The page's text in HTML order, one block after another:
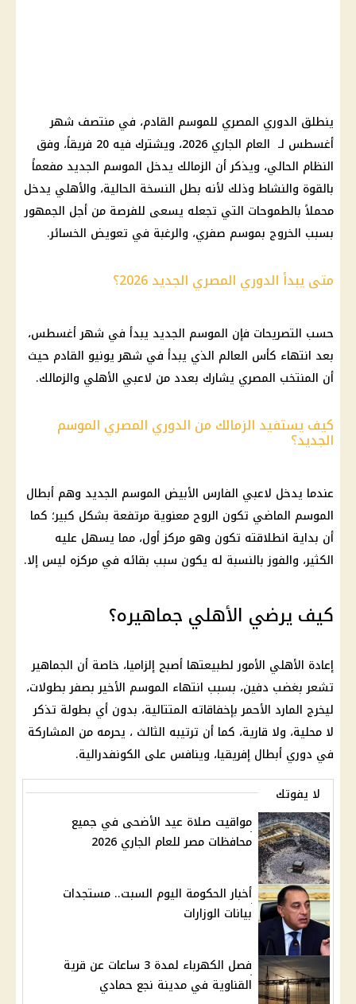
ينطلق الدوري المصري للموسم القادم، في منتصف شهر
أغسطس لـ العام الجاري 2026، ويشترك فيه 20 فريقاً، وفق
النظام الحالي، ويذكر أن الزمالك يدخل الموسم الجديد مفعماً
بالقوة والنشاط وذلك لأنه بطل النسخة الحالية، والأهلي يدخل
محملاً بالطموحات التي تجعله يسعى للفرصة من أجل الجمهور
بسبب الخروج بموسم صفري، والرغبة في تعويض الخسائر.
متى يبدأ الدوري المصري الجديد 2026؟
حسب التصريحات فإن الموسم الجديد يبدأ في شهر أغسطس،
بعد انتهاء كأس العالم الذي يبدأ في شهر يونيو القادم حيث
أن المنتخب المصري يشارك بعدد من لاعبي الأهلي والزمالك.
كيف يستفيد الزمالك من الدوري المصري الموسم
الجديد؟
عندما يدخل لاعبي الفارس الأبيض الموسم الجديد وهم أبطال
الموسم الماضي تكون الروح معنوية مرتفعة بشكل كبير؛ كما
أن بداية انطلاقته تكون وهو مركز أول، مما يسهل عليه
الكثير، والفوز بالنسبة له يكون سبب بقائه في مركزه ليس إلا.
كيف يرضي الأهلي جماهيره؟
إعادة الأهلي الأمور لطبيعتها أصبح إلزاميا، خاصة أن الجماهير
تشعر بغضب دفين، بسبب انتهاء الموسم الأخير بصفر بطولات،
ليخرج المارد الأحمر بإخفاقاته المتتالية، بدون أي بطولة تذكر
لا محلية، ولا قارية، كما أن ترتيبه الثالث ، يحرمه من المشاركة
في دوري أبطال إفريقيا، وينافس على الكونفدرالية.
لا يفوتك
مواقيت صلاة عيد الأضحى في جميع
محافظات مصر للعام الجاري 2026
أخبار الحكومة اليوم السبت.. مستجدات
بيانات الوزارات
فصل الكهرباء لمدة 3 ساعات عن قرية
القناوية في مدينة نجع حمادي